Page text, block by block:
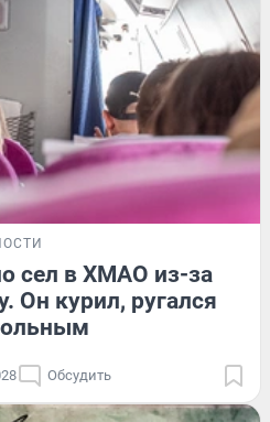
сел в ХМАО из-за
Он курил, ругался
Обсудить